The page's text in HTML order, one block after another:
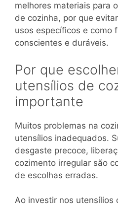
melhores materiais para
de cozinha, por que
usos específicos e como
conscientes e duráveis.
Por que
utensílios de
importante
Muitos problemas na
utensílios inadequados.
desgaste precoce,
cozimento irregular são
de escolhas erradas.
Ao investir nos utensílios